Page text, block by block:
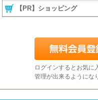
【PR】ショッピング
ログインするとお気に
管理が出来るようにな